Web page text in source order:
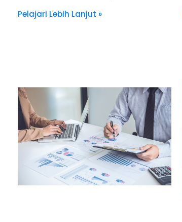
Pelajari Lebih Lanjut »